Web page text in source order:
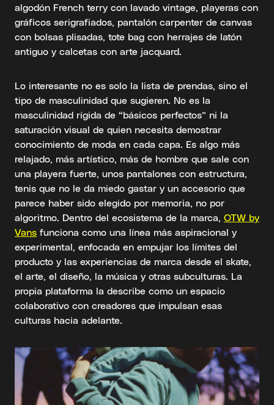
algodón French terry con lavado vintage, playeras con
gráficos serigrafiados, pantalón carpenter de canvas
con bolsas plisadas, tote bag con herrajes de latón
antiguo y calcetas con arte jacquard.
Lo interesante no es solo la lista de prendas, sino el
tipo de masculinidad que sugieren. No es la
masculinidad rígida de “básicos perfectos” ni la
saturación visual de quien necesita demostrar
conocimiento de moda en cada capa. Es algo más
relajado, más artístico, más de hombre que sale con
una playera fuerte, unos pantalones con estructura,
tenis que no le da miedo gastar y un accesorio que
parece haber sido elegido por memoria, no por
algoritmo. Dentro del ecosistema de la marca, OTW by
Vans funciona como una línea más aspiracional y
experimental, enfocada en empujar los límites del
producto y las experiencias de marca desde el skate,
el arte, el diseño, la música y otras subculturas. La
propia plataforma la describe como un espacio
colaborativo con creadores que impulsan esas
culturas hacia adelante.